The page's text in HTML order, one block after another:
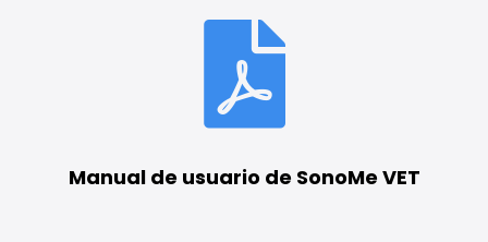
Manual de usuario de SonoMe VET